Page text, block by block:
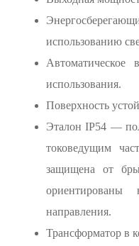
использованию
Автоматическое
использования.
Поверхность
Эталон IP54 —
токоведущим
защищена от
направления.
Трансформатор в